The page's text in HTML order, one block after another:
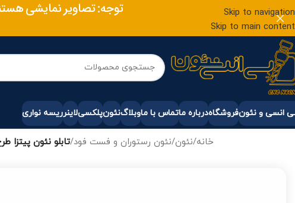
Skip to navigation
Skip to main content
توجه: تصاویر نمایشی
انسی و نئونفروشگاهدرباره ماتماس با ماوبلاگنئونپلکسیلاینرریسه نواری
خانه/نئون/نئون رستوران و فست فود/تابلو نئون پیتزا